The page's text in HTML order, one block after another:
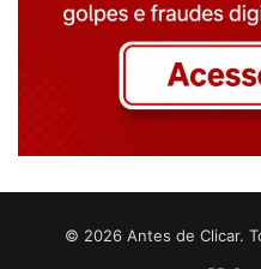
© 2026 Antes de Clicar.